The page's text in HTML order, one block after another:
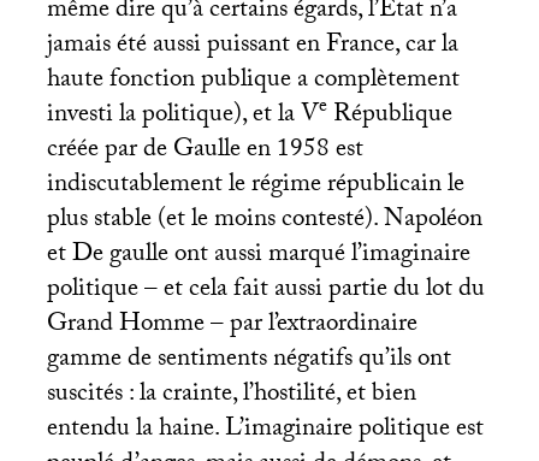
même dire qu’à certains égards, l’Etat n’a
jamais été aussi puissant en France, car la
haute fonction publique a complètement
investi la politique), et la VeRépublique
créée par de Gaulle en 1958 est
indiscutablement le régime républicain le
plus stable (et le moins contesté). Napoléon
et De gaulle ont aussi marqué l’imaginaire
politique – et cela fait aussi partie du lot du
Grand Homme – par l’extraordinaire
gamme de sentiments négatifs qu’ils ont
suscités : la crainte, l’hostilité, et bien
entendu la haine. L’imaginaire politique est